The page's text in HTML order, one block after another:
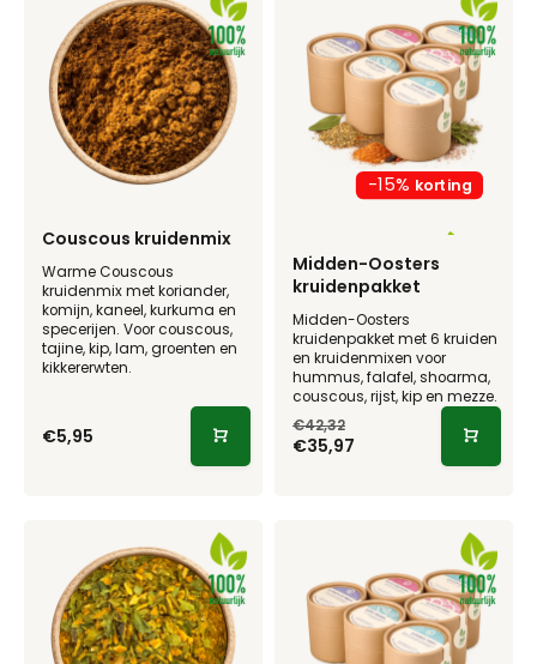
Couscous kruidenmix
Warme Couscous
kruidenmix met koriander,
komijn, kaneel, kurkuma en
specerijen. Voor couscous,
tajine, kip, lam, groenten en
kikkererwten.
€5,95
-15%
Midden-Oosters
kruidenpakket
Midden-Oosters
kruidenpakket met 6 kruiden
en kruidenmixen voor
hummus, falafel, shoarma,
couscous, rijst, kip en mezze.
€42,32
€35,97